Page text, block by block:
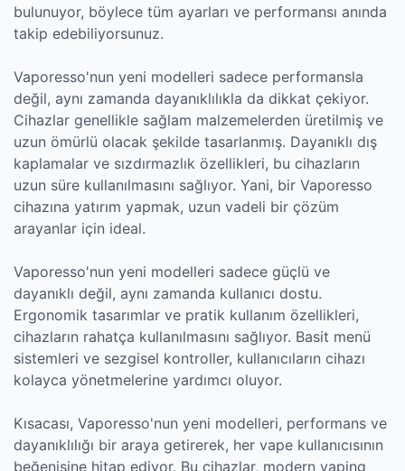
bulunuyor, böylece tüm ayarları ve performansı anında
takip edebiliyorsunuz.
Vaporesso'nun yeni modelleri sadece performansla
değil, aynı zamanda dayanıklılıkla da dikkat çekiyor.
Cihazlar genellikle sağlam malzemelerden üretilmiş ve
uzun ömürlü olacak şekilde tasarlanmış. Dayanıklı dış
kaplamalar ve sızdırmazlık özellikleri, bu cihazların
uzun süre kullanılmasını sağlıyor. Yani, bir Vaporesso
cihazına yatırım yapmak, uzun vadeli bir çözüm
arayanlar için ideal.
Vaporesso'nun yeni modelleri sadece güçlü ve
dayanıklı değil, aynı zamanda kullanıcı dostu.
Ergonomik tasarımlar ve pratik kullanım özellikleri,
cihazların rahatça kullanılmasını sağlıyor. Basit menü
sistemleri ve sezgisel kontroller, kullanıcıların cihazı
kolayca yönetmelerine yardımcı oluyor.
Kısacası, Vaporesso'nun yeni modelleri, performans ve
dayanıklılığı bir araya getirerek, her vape kullanıcısının
beğenisine hitap ediyor. Bu cihazlar, modern vaping